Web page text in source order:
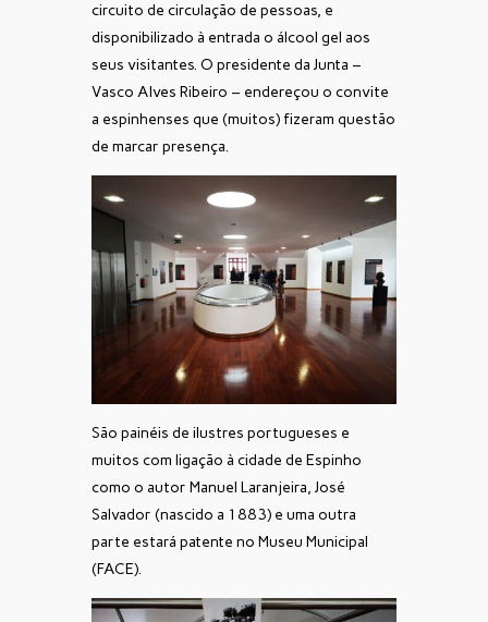
circuito de circulação de pessoas, e
disponibilizado à entrada o álcool gel aos
seus visitantes. O presidente da Junta –
Vasco Alves Ribeiro – endereçou o convite
a espinhenses que (muitos) fizeram questão
de marcar presença.
São painéis de ilustres portugueses e
muitos com ligação à cidade de Espinho
como o autor Manuel Laranjeira, José
Salvador (nascido a 1883) e uma outra
parte estará patente no Museu Municipal
(FACE).